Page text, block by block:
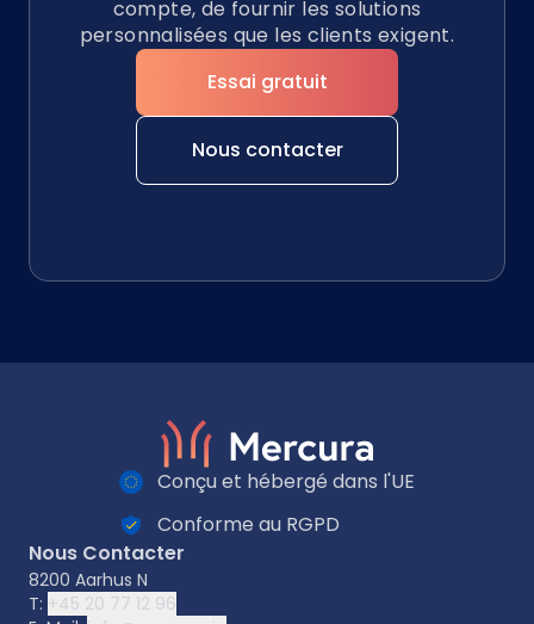
compte, de fournir les solutions
personnalisées que les clients exigent.
Essai gratuit
Nous contacter
Conçu et hébergé dans l'UE
Conforme au RGPD
Nous Contacter
8200 Aarhus N
T: +45 20 77 12 96